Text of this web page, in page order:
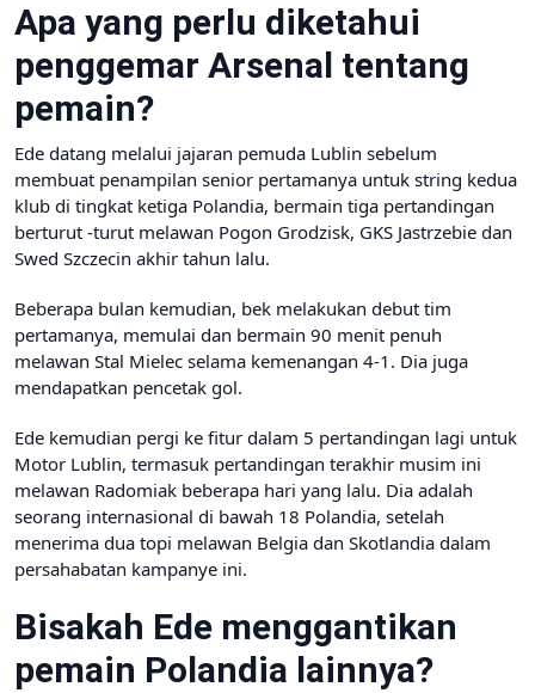
Apa yang perlu diketahui
penggemar Arsenal tentang
pemain?
Ede datang melalui jajaran pemuda Lublin sebelum
membuat penampilan senior pertamanya untuk string kedua
klub di tingkat ketiga Polandia, bermain tiga pertandingan
berturut -turut melawan Pogon Grodzisk, GKS Jastrzebie dan
Swed Szczecin akhir tahun lalu.
Beberapa bulan kemudian, bek melakukan debut tim
pertamanya, memulai dan bermain 90 menit penuh
melawan Stal Mielec selama kemenangan 4-1. Dia juga
mendapatkan pencetak gol.
Ede kemudian pergi ke fitur dalam 5 pertandingan lagi untuk
Motor Lublin, termasuk pertandingan terakhir musim ini
melawan Radomiak beberapa hari yang lalu. Dia adalah
seorang internasional di bawah 18 Polandia, setelah
menerima dua topi melawan Belgia dan Skotlandia dalam
persahabatan kampanye ini.
Bisakah Ede menggantikan
pemain Polandia lainnya?